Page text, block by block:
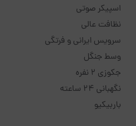
اسپیکر صوتی
نظافت عالی
سرویس ایرانی و فرتگی
وسط جنگل
جکوزی 2 نفره
نگهبانی 24 ساعته
باربیکیو